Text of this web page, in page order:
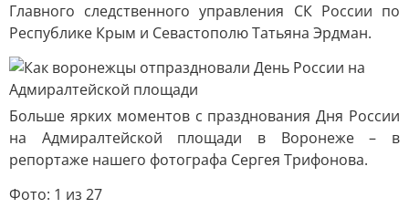
Главного следственного управления СК России по
Республике Крым и Севастополю Татьяна Эрдман.
Больше ярких моментов с празднования Дня России
на Адмиралтейской площади в Воронеже – в
репортаже нашего фотографа Сергея Трифонова.
Фото: 1 из 27